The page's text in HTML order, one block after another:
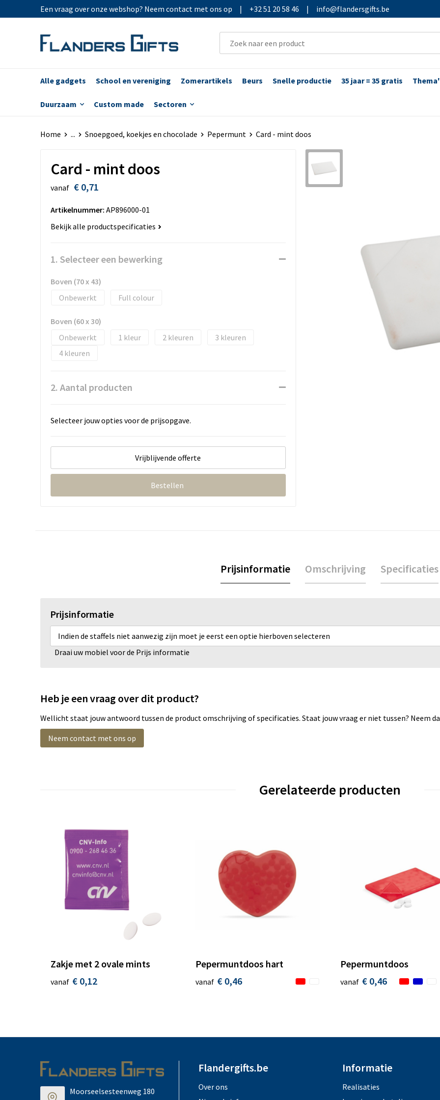
Een vraag over onze webshop? Neem contact met ons op | +32 51 20 58 46 | info@flandersgifts.be
Alle gadgets School en vereniging Zomerartikels Beurs Snelle productie 35 jaar = 35 gratis
Duurzaam Custom made Sectoren
Home ... Snoepgoed, koekjes en chocolade Pepermunt Card - mint doos
Card - mint doos
vanaf € 0,71
Artikelnummer: AP896000-01
Bekijk alle productspecificaties
1. Selecteer een bewerking
Boven (70 x 43)
Onbewerkt
Full colour
Boven (60 x 30)
Onbewerkt
1 2
3
4
2. Aantal producten
Selecteer jouw opties voor de prijsopgave.
Vrijblijvende offerte
Bestellen
Prijsinformatie Omschrijving Specificaties
Prijsinformatie
Indien de staffels niet aanwezig zijn moet je eerst een optie hierboven selecteren
Draai uw mobiel voor de Prijs informatie
Heb je een vraag over dit product?
Wellicht staat jouw antwoord tussen de product omschrijving of specificaties. Staat jouw vraag er niet tussen? Neem
Neem contact met ons op
Gerelateerde producten
Zakje met 2 ovale mints
vanaf € 0,12
Pepermuntdoos hart
vanaf € 0,46
Pepermuntdoos
vanaf € 0,46
Moorseelsesteenweg 180
Flandergifts.be
Over ons
Informatie
Realisaties